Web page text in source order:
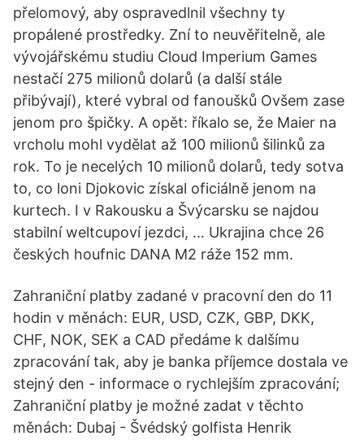
přelomový, aby ospravedlnil všechny ty
propálené prostředky. Zní to neuvěřitelně, ale
vývojářskému studiu Cloud Imperium Games
nestačí 275 milionů dolarů (a další stále
přibývají), které vybral od fanoušků Ovšem zase
jenom pro špičky. A opět: říkalo se, že Maier na
vrcholu mohl vydělat až 100 milionů šilinků za
rok. To je necelých 10 milionů dolarů, tedy sotva
to, co loni Djokovic získal oficiálně jenom na
kurtech. I v Rakousku a Švýcarsku se najdou
stabilní weltcupoví jezdci, … Ukrajina chce 26
českých houfnic DANA M2 ráže 152 mm.
Zahraniční platby zadané v pracovní den do 11
hodin v měnách: EUR, USD, CZK, GBP, DKK,
CHF, NOK, SEK a CAD předáme k dalšímu
zpracování tak, aby je banka příjemce dostala ve
stejný den - informace o rychlejším zpracování;
Zahraniční platby je možné zadat v těchto
měnách: Dubaj - Švédský golfista Henrik